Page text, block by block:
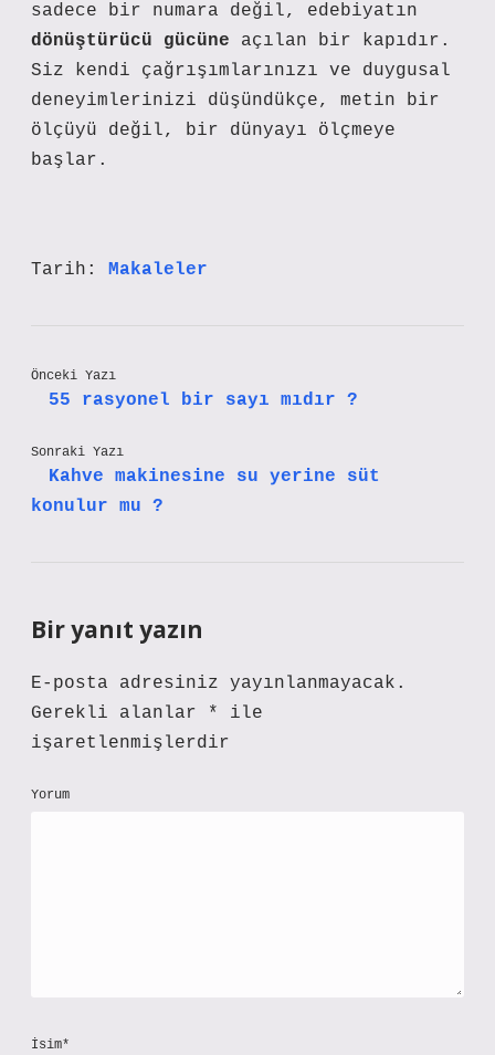
sadece bir numara değil, edebiyatın
dönüştürücü gücüne açılan bir kapıdır.
Siz kendi çağrışımlarınızı ve duygusal
deneyimlerinizi düşündükçe, metin bir
ölçüyü değil, bir dünyayı ölçmeye
başlar.
Tarih: Makaleler
Önceki Yazı
55 rasyonel bir sayı mıdır ?
Sonraki Yazı
Kahve makinesine su yerine süt
konulur mu ?
Bir yanıt yazın
E-posta adresiniz yayınlanmayacak.
Gerekli alanlar
*
ile
işaretlenmişlerdir
Yorum
İsim*